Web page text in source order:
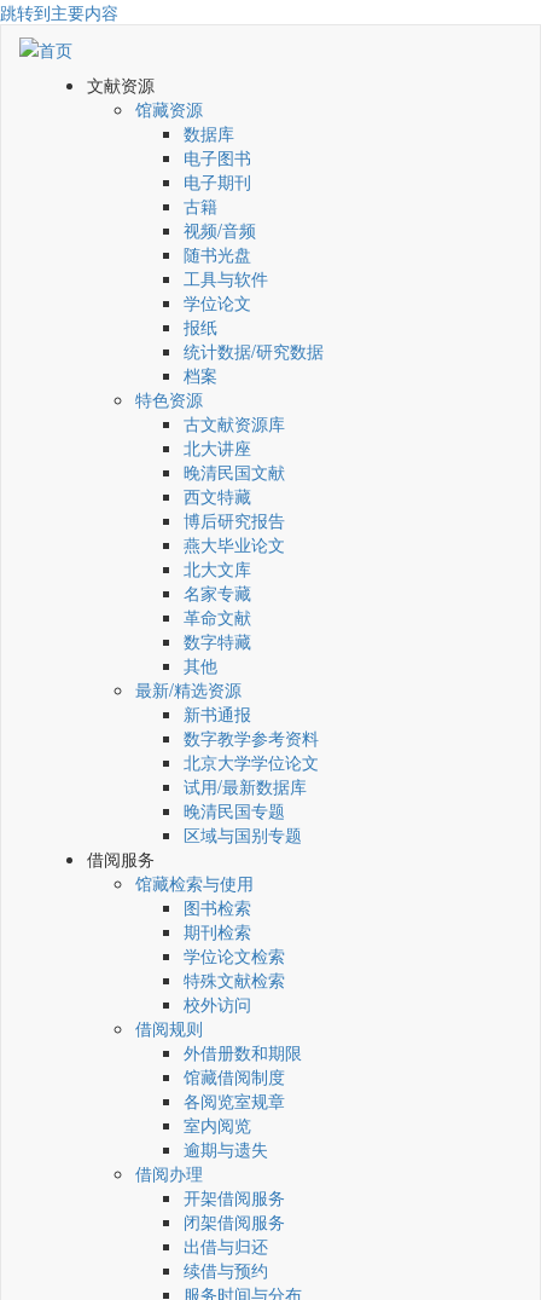
跳转到主要内容
文献资源
馆藏资源
数据库
电子图书
电子期刊
古籍
视频/音频
随书光盘
工具与软件
学位论文
报纸
统计数据/研究数据
档案
特色资源
古文献资源库
北大讲座
晚清民国文献
西文特藏
博后研究报告
燕大毕业论文
北大文库
名家专藏
革命文献
数字特藏
其他
最新/精选资源
新书通报
数字教学参考资料
北京大学学位论文
试用/最新数据库
晚清民国专题
区域与国别专题
借阅服务
馆藏检索与使用
图书检索
期刊检索
学位论文检索
特殊文献检索
校外访问
借阅规则
外借册数和期限
馆藏借阅制度
各阅览室规章
室内阅览
逾期与遗失
借阅办理
开架借阅服务
闭架借阅服务
出借与归还
续借与预约
服务时间与分布